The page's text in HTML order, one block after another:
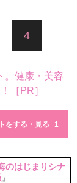
4
。健康・美容
［PR］
をする・見る
のはじまりシナ
』